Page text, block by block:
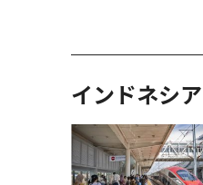
インドネシ